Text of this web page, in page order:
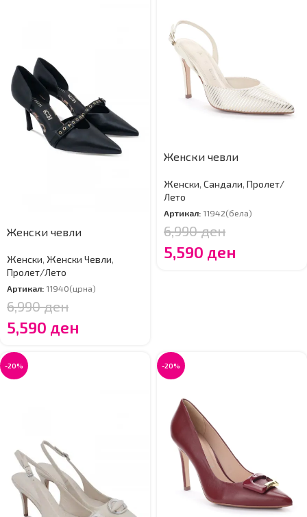
Женски чевли
Женски, Женски Чевли,
Пролет/Лето
Артикал: 11940(црна)
6,990ден
5,590 ден
Женски чевли
Женски, Сандали, Пролет/
Лето
Артикал: 11942(бела)
6,990ден
5,590 ден
-20% -20%